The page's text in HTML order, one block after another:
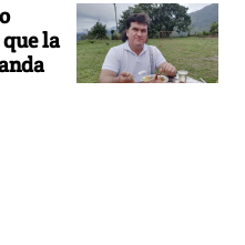
la